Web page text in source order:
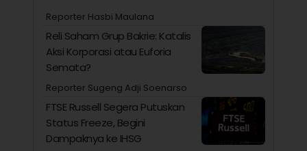
Reporter Hasbi Maulana
Reli Saham Grup Bakrie: Katalis
Aksi Korporasi atau Euforia
Semata?
Reporter Sugeng Adji Soenarso
FTSE Russell Segera Putuskan
Status Freeze, Begini
Dampaknya ke IHSG